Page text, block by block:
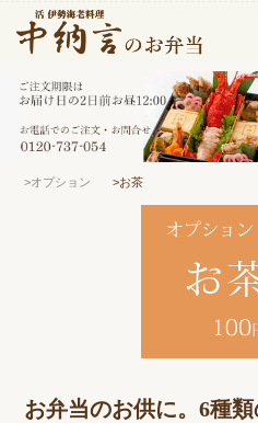
>オプション >お茶
お弁当のお供に。6種